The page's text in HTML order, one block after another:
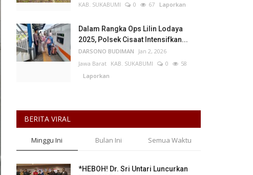
KAB. SUKABUMI
0 67 Laporkan
Dalam Rangka Ops Lilin Lodaya
2025, Polsek Cisaat Intensifkan...
DARSONO BUDIMAN
Jan 2, 2026
Jawa Barat KAB. SUKABUMI 0
58
Laporkan
BERITA VIRAL
Minggu Ini Bulan Ini Semua Waktu
*HEBOH! Dr. Sri Untari Luncurkan